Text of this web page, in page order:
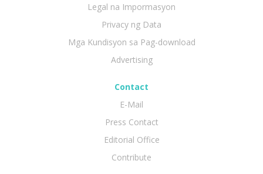
Legal na Impormasyon
Privacy ng Data
Mga Kundisyon sa Pag-download
Advertising
Contact
E-Mail
Press Contact
Editorial Office
Contribute